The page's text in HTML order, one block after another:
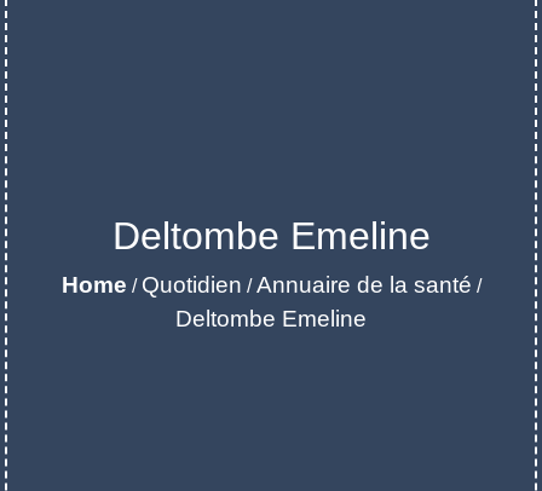
Deltombe Emeline
Home / Quotidien /Annuaire de la santé /
Deltombe Emeline